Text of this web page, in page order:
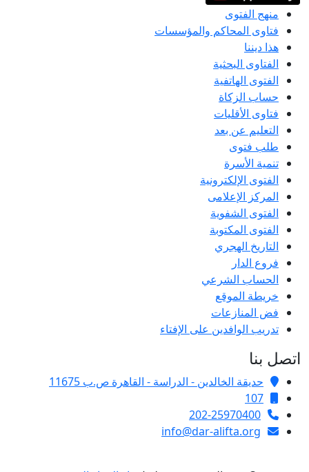
منهج الفتوى
فتاوى المحاكم والمؤسسات
هذا ديننا
الفتاوى البحثية
الفتوى الهاتفية
حساب الزكاة
فتاوى الأقليات
التعليم عن بعد
طلب فتوى
تنمية الأسرة
الفتوى الإلكترونية
المركز الإعلامى
الفتوى الشفوية
الفتوى المكتوبة
التاريخ الهجري
فروع الدار
الحساب الشرعي
خريطة الموقع
فض المنازعات
تدريب الوافدين على الإفتاء
اتصل بنا
حديقة الخالدين - الدراسة - القاهرة ص.ب 11675
107
202-25970400
info@dar-alifta.org